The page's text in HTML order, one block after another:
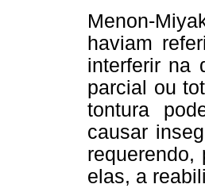
Menon-
haviam
interferir na
parcial ou
tontura
causar
requerendo,
elas, a